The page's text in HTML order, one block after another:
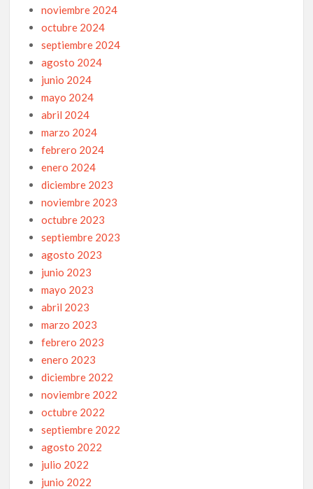
noviembre 2024
octubre 2024
septiembre 2024
agosto 2024
junio 2024
mayo 2024
abril 2024
marzo 2024
febrero 2024
enero 2024
diciembre 2023
noviembre 2023
octubre 2023
septiembre 2023
agosto 2023
junio 2023
mayo 2023
abril 2023
marzo 2023
febrero 2023
enero 2023
diciembre 2022
noviembre 2022
octubre 2022
septiembre 2022
agosto 2022
julio 2022
junio 2022